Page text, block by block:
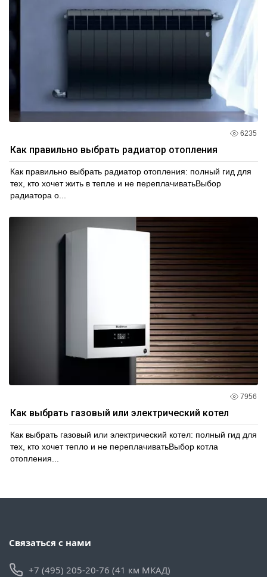
6235
Как правильно выбрать радиатор отопления
Как правильно выбрать радиатор отопления: полный гид для
тех, кто хочет жить в тепле и не переплачиватьВыбор
радиатора о...
7956
Как выбрать газовый или электрический котел
Как выбрать газовый или электрический котел: полный гид для
тех, кто хочет тепло и не переплачиватьВыбор котла
отопления...
Связаться с нами
+7 (495) 205-20-76 (41 км МКАД)